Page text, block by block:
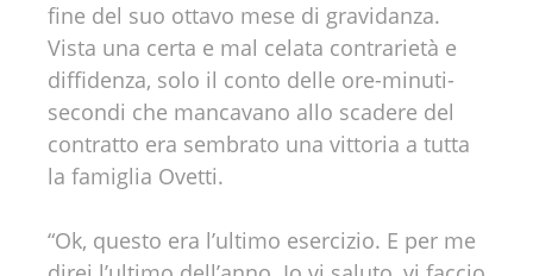
fine del suo ottavo mese di gravidanza.
Vista una certa e mal celata contrarietà e
diffidenza, solo il conto delle ore-minuti-
secondi che mancavano allo scadere del
contratto era sembrato una vittoria a tutta
la famiglia Ovetti.
“Ok, questo era l’ultimo esercizio. E per me